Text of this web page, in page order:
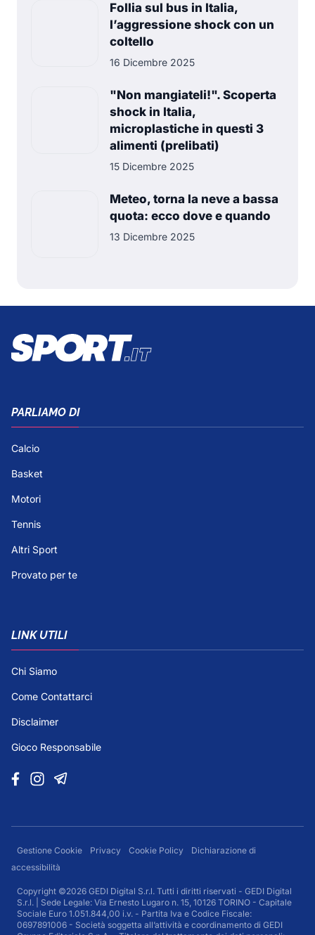
Follia sul bus in Italia,
l’aggressione shock con un
coltello
16 Dicembre 2025
"Non mangiateli!". Scoperta
shock in Italia,
microplastiche in questi 3
alimenti (prelibati)
15 Dicembre 2025
Meteo, torna la neve a bassa
quota: ecco dove e quando
13 Dicembre 2025
PARLIAMO DI
Calcio
Basket
Motori
Tennis
Altri Sport
Provato per te
LINK UTILI
Chi Siamo
Come Contattarci
Disclaimer
Gioco Responsabile
Gestione Cookie Privacy Cookie Policy
Dichiarazione di
accessibilità
Copyright ©2026 GEDI Digital S.r.l. Tutti i diritti riservati - GEDI Digital
S.r.l. | Sede Legale: Via Ernesto Lugaro n. 15, 10126 TORINO - Capitale
Sociale Euro 1.051.844,00 i.v. - Partita Iva e Codice Fiscale:
0697891006 - Società soggetta all’attività e coordinamento di GEDI